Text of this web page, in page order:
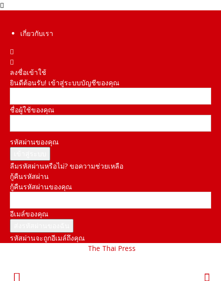
เกี่ยวกับเรา
ลงชื่อเข้าใช้
ยินดีต้อนรับ! เข้าสู่ระบบบัญชีของคุณ
ชื่อผู้ใช้ของคุณ
รหัสผ่านของคุณ
ลืมรหัสผ่านหรือไม่? ขอความช่วยเหลือ
กู้คืนรหัสผ่าน
กู้คืนรหัสผ่านของคุณ
อีเมล์ของคุณ
รหัสผ่านจะถูกอีเมล์ถึงคุณ
The Thai Press